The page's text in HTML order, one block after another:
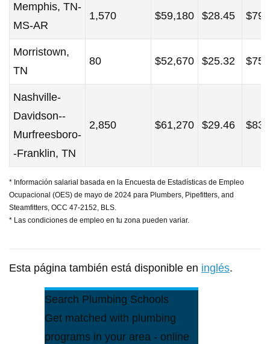
Search Plumbing Schools
Get matched with plumbing
programs in your area - online
Memphis, TN-
MS-AR
1,570 $59,180 $28.45
Morristown,
TN
80 $52,670 $25.32
Nashville-
Davidson--
Murfreesboro-
-Franklin, TN
2,850 $61,270 $29.46
* Información salarial basada en la Encuesta de Estadísticas de Empleo
Ocupacional (OES) de mayo de 2024 para Plumbers, Pipefitters, and
Steamfitters, OCC 47-2152, BLS.
* Las condiciones de empleo en tu zona pueden variar.
Esta página también está disponible en inglés.